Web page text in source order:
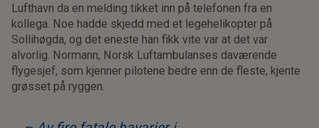
Lufthavn da en melding tikket inn på telefonen fra en
kollega. Noe hadde skjedd med et legehelikopter på
Sollihøgda, og det eneste han fikk vite var at det var
alvorlig. Normann, Norsk Luftambulanses daværende
flygesjef, som kjenner pilotene bedre enn de fleste, kjente
grøsset på ryggen.